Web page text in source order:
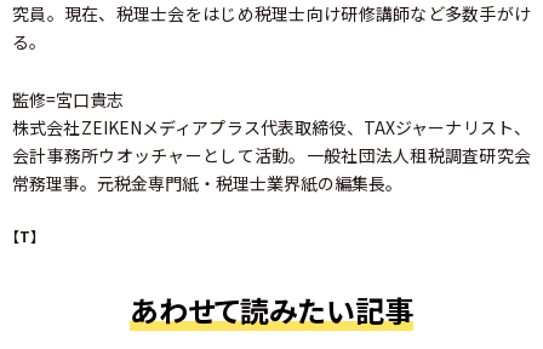
究員。現在、税理士会をはじめ税理士向け研修講師など多数手がけ
る。
監修=宮口貴志
株式会社ZEIKENメディアプラス代表取締役、TAXジャーナリスト、
会計事務所ウオッチャーとして活動。一般社団法人租税調査研究会
常務理事。元税金専門紙・税理士業界紙の編集長。
【T】
あわせて読みたい記事